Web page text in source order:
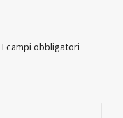
I campi obbligatori